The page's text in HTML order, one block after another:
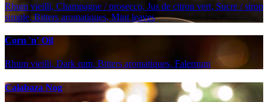
Rhum vieilli, Champagne / prosecco, Jus de citron vert, Sucre / sirop
simple, Bitters aromatiques, Mint leaves
Corn 'n' Oil
Rhum vieilli, Dark rum, Bitters aromatiques, Falernum
Calabaza Nog